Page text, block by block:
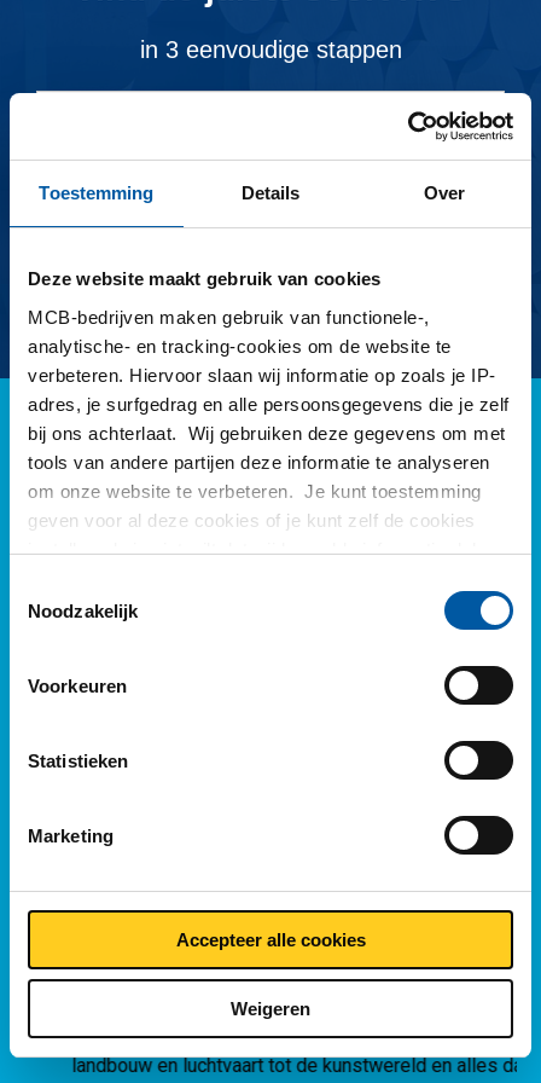
Toestemming Details Over
Deze website maakt gebruik van cookies
MCB-bedrijven maken gebruik van functionele-,
analytische- en tracking-cookies om de website te
verbeteren. Hiervoor slaan wij informatie op zoals je IP-
adres, je surfgedrag en alle persoonsgegevens die je zelf
bij ons achterlaat. Wij gebruiken deze gegevens om met
tools van andere partijen deze informatie te analyseren
om onze website te verbeteren. Je kunt toestemming
geven voor al deze cookies of je kunt zelf de cookies
instellen als je niet wilt dat wij bepaalde informatie delen.
partijen waarmee wij samenwerken vind je in ons
Noodzakelijk
Voorkeuren
Statistieken
Marketing
Accepteer alle cookies
Weigeren
in 3 eenvoudige stappen
Zoeken
Blogs van MCB Direct
Familiebedrijf Orfa Visser bestaat dit jaar 100 jaar en is
inmiddels uitgegroeid tot een modern forceerbedrijf dat
metaalvormen levert aan uiteenlopende sectoren: van de
landbouw en luchtvaart tot de kunstwereld en alles daar